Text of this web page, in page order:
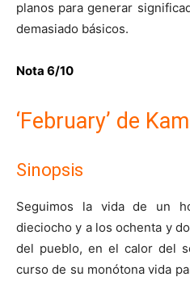
planos para generar
demasiado básicos.
Nota 6/10
‘February’ de
Sinopsis
Seguimos la vida de un
dieciocho y a los ochenta y
del pueblo, en el calor del
curso de su monótona vida